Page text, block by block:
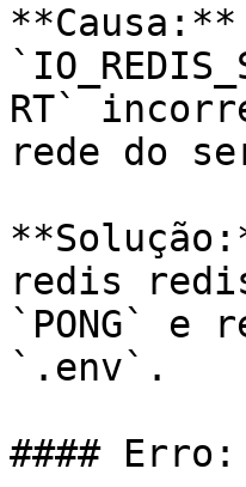
**Causa:**
RT`
rede do
redis
`PONG` e
`.env`.
####